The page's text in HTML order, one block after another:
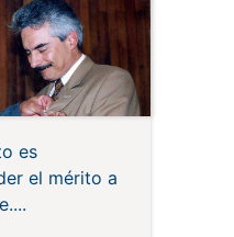
es
el mérito a